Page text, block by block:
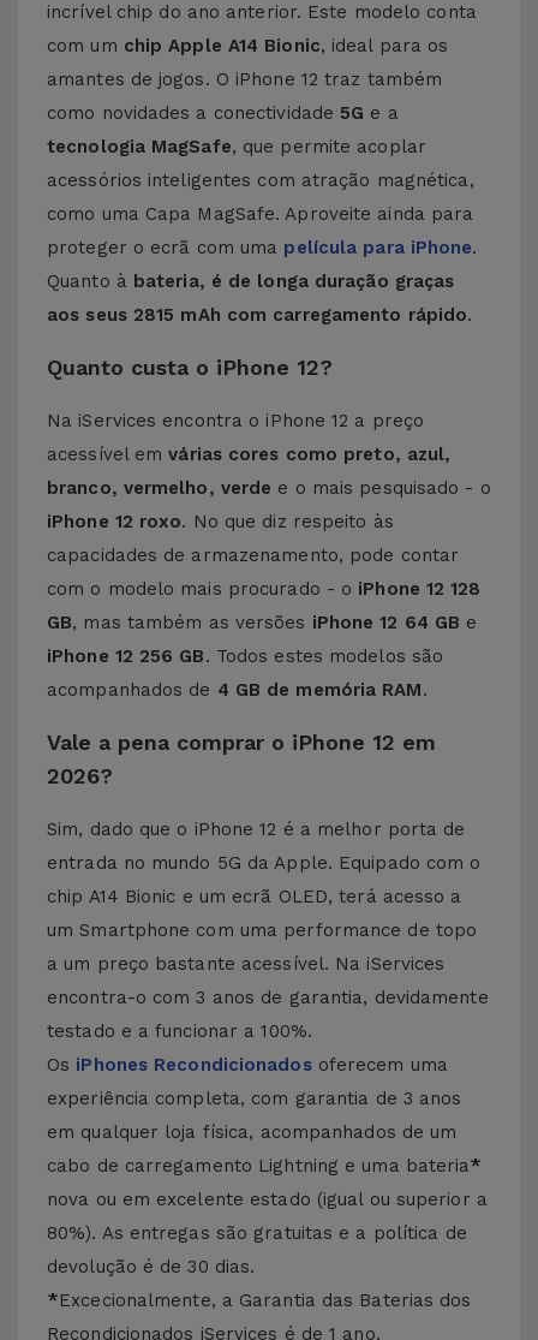
incrível chip do ano anterior. Este modelo conta
com um chip Apple A14 Bionic, ideal para os
amantes de jogos. O iPhone 12 traz também
como novidades a conectividade 5G e a
tecnologia MagSafe, que permite acoplar
acessórios inteligentes com atração magnética,
como uma Capa MagSafe. Aproveite ainda para
proteger o ecrã com uma película para iPhone.
Quanto à bateria, é de longa duração graças
aos seus 2815 mAh com carregamento rápido.
Quanto custa o iPhone 12?
Na iServices encontra o iPhone 12 a preço
acessível emvárias cores como preto, azul,
branco, vermelho, verde e o mais pesquisado - o
iPhone 12 roxo. No que diz respeito às
capacidades de armazenamento, pode contar
com o modelo mais procurado - o iPhone 12 128
GB, mas também as versões iPhone 12 64 GB e
iPhone 12 256 GB. Todos estes modelos são
acompanhados de 4 GB de memória RAM.
Vale a pena comprar o iPhone 12 em
2026?
Sim, dado que o iPhone 12 é a melhor porta de
entrada no mundo 5G da Apple. Equipado com o
chip A14 Bionic e um ecrã OLED, terá acesso a
um Smartphone com uma performance de topo
a um preço bastante acessível. Na iServices
encontra-o com 3 anos de garantia, devidamente
testado e a funcionar a 100%.
Os iPhones Recondicionadosoferecem uma
experiência completa, com garantia de 3 anos
em qualquer loja física, acompanhados de um
cabo de carregamento Lightning e uma bateria*
nova ou em excelente estado (igual ou superior a
80%). As entregas são gratuitas e a política de
devolução é de 30 dias.
*Excecionalmente, a Garantia das Baterias dos
Recondicionados iServices é de 1 ano.